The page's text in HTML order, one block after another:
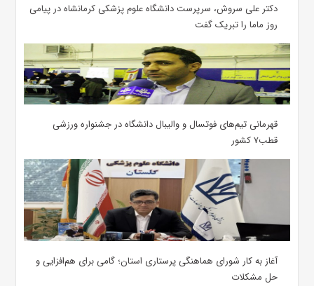
دکتر علی سروش، سرپرست دانشگاه علوم پزشکی کرمانشاه در پیامی
روز ماما را تبریک گفت
قهرمانی تیم‌های فوتسال و والیبال دانشگاه در جشنواره ورزشی
قطب۷ کشور
آغاز به کار شورای هماهنگی پرستاری استان؛ گامی برای هم‌افزایی و
حل مشکلات